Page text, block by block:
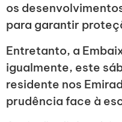
os
para garantir
Entretanto, a
igualmente, este
residente nos
prudência face à